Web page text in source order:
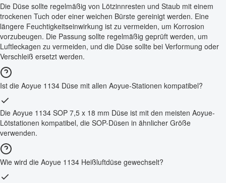
Die Düse sollte regelmäßig von Lötzinnresten und Staub mit einem
trockenen Tuch oder einer weichen Bürste gereinigt werden. Eine
längere Feuchtigkeitseinwirkung ist zu vermeiden, um Korrosion
vorzubeugen. Die Passung sollte regelmäßig geprüft werden, um
Luftleckagen zu vermeiden, und die Düse sollte bei Verformung oder
Verschleiß ersetzt werden.
Ist die Aoyue 1134 Düse mit allen Aoyue-Stationen kompatibel?
Die Aoyue 1134 SOP 7,5 x 18 mm Düse ist mit den meisten Aoyue-
Lötstationen kompatibel, die SOP-Düsen in ähnlicher Größe
verwenden.
Wie wird die Aoyue 1134 Heißluftdüse gewechselt?